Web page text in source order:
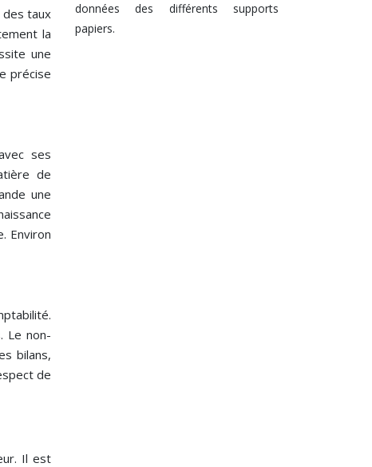
des taux
la
une
précise
ses
de
une
Environ
Le non-
bilans,
de
Il est
données des différents supports
papiers.